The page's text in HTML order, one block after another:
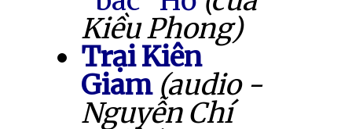
Kiều Phong)
Trại Kiên
Giam (audio -
Nguyễn Chí